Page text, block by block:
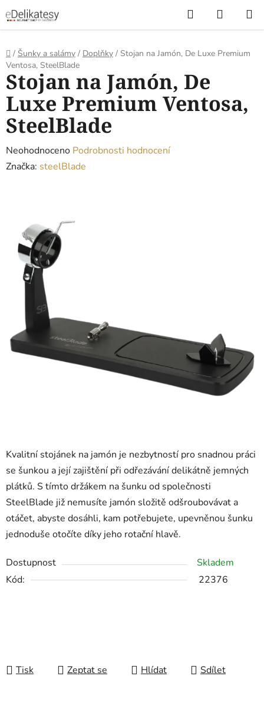
na
obsah
Hledat
KOŠÍK
Domů
/ Šunky a salámy / Doplňky / Stojan na Jamón, De Luxe Premium
Ventosa, SteelBlade
Kvalitní stojánek na jamón je nezbytností pro snadnou práci
se šunkou a její zajištění při odřezávání delikátně jemných
plátků. S tímto držákem na šunku od společnosti
SteelBlade již nemusíte jamón složitě odšroubovávat a
otáčet, abyste dosáhli, kam potřebujete, upevněnou šunku
jednoduše otočíte díky jeho rotační hlavě.
Dostupnost
Skladem
Kód:
22376
Tisk Zeptat se Hlídat Sdílet
Stojan na Jamón, De
Luxe Premium Ventosa,
SteelBlade
Průměrné
hodnocení
hvězdiček.
Neohodnoceno Podrobnosti hodnocení
Značka: steelBlade